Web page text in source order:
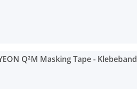
Q²M Masking Tape - Klebeband